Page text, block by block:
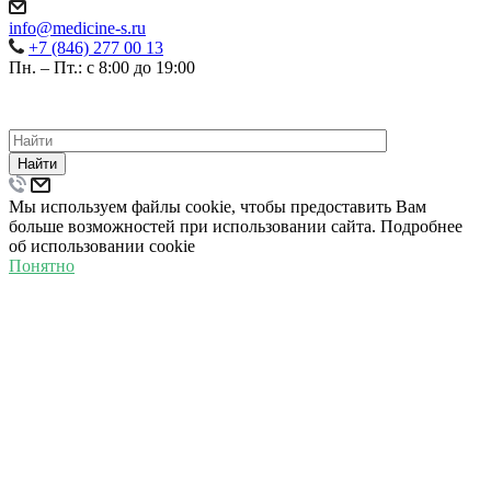
info@medicine-s.ru
+7 (846) 277 00 13
Пн. – Пт.: с 8:00 до 19:00
Найти
Мы используем файлы cookie, чтобы предоставить Вам
больше возможностей при использовании сайта. Подробнее
об использовании cookie
Понятно